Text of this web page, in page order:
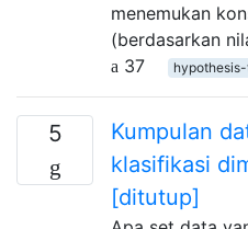
menemukan
(berdasarkan
37
5
Kumpulan
klasifikasi
[ditutup]